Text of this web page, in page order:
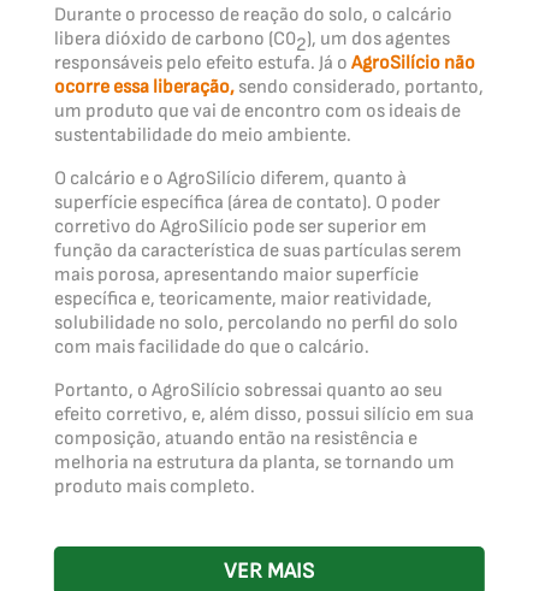
Durante o processo de reação do solo, o calcário
libera dióxido de carbono (C02), um dos agentes
responsáveis pelo efeito estufa. Já o AgroSilício não
ocorre essa liberação,sendo considerado, portanto,
um produto que vai de encontro com os ideais de
sustentabilidade do meio ambiente.
O calcário e o AgroSilício diferem, quanto à
superfície específica (área de contato). O poder
corretivo do AgroSilício pode ser superior em
função da característica de suas partículas serem
mais porosa, apresentando maior superfície
específica e, teoricamente, maior reatividade,
solubilidade no solo, percolando no perfil do solo
com mais facilidade do que o calcário.
Portanto, o AgroSilício sobressai quanto ao seu
efeito corretivo, e, além disso, possui silício em sua
composição, atuando então na resistência e
melhoria na estrutura da planta, se tornando um
produto mais completo.
VER MAIS